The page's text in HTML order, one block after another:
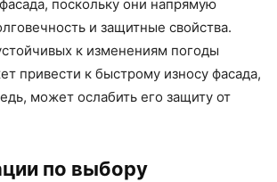
поскольку они напрямую
и защитные свойства.
к изменениям погоды
привести к быстрому износу фасада,
может ослабить его защиту от
по выбору